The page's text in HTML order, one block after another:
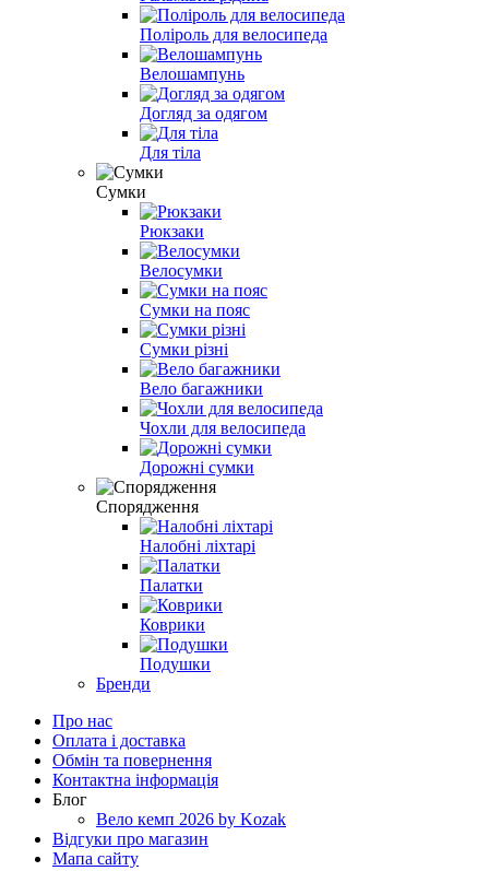
Поліроль для велосипеда
Велошампунь
Догляд за одягом
Для тіла
Сумки
Рюкзаки
Велосумки
Сумки на пояс
Сумки різні
Вело багажники
Чохли для велосипеда
Дорожні сумки
Спорядження
Налобні ліхтарі
Палатки
Коврики
Подушки
Бренди
Про нас
Оплата і доставка
Обмін та повернення
Контактна інформація
Блог
Вело кемп 2026 by Kozak
Відгуки про магазин
Мапа сайту